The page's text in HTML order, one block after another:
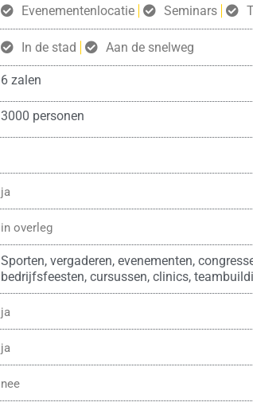
Evenementenlocatie
Seminars
In de stad Aan de snelweg
6 zalen
3000 personen
ja
in overleg
Sporten, vergaderen, evenementen,
bedrijfsfeesten, cursussen, clinics,
ja
ja
nee